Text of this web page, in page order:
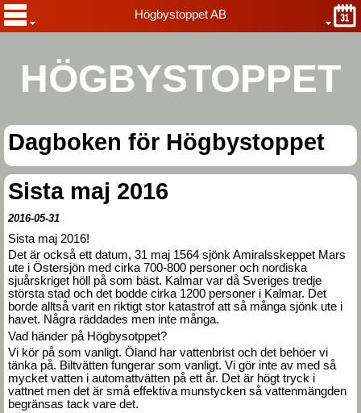
HÖGBYSTOPPET
Högbystoppet AB
Dagboken för Högbystoppet
Sista maj 2016
2016-05-31
Sista maj 2016!
Det är också ett datum, 31 maj 1564 sjönk Amiralsskeppet Mars
ute i Östersjön med cirka 700-800 personer och nordiska
sjuårskriget höll på som bäst. Kalmar var då Sveriges tredje
största stad och det bodde cirka 1200 personer i Kalmar. Det
borde alltså varit en riktigt stor katastrof att så många sjönk ute i
havet. Några räddades men inte många.
Vad händer på Högbysotppet?
Vi kör på som vanligt. Öland har vattenbrist och det behöer vi
tänka på. Biltvätten fungerar som vanligt. Vi gör inte av med så
mycket vatten i automattvätten på ett år. Det är högt tryck i
vattnet men det är små effektiva munstycken så vattenmängden
begränsas tack vare det.